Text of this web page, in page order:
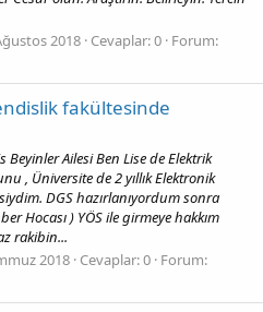
2018 Cevaplar: 0 Forum:
fakültesinde
Ailesi Ben Lise de Elektrik
, Üniversite de 2 yıllık Elektronik
DGS hazırlanıyordum sonra
Hocası ) YÖS ile girmeye hakkım
rakibin...
2018 Cevaplar: 0 Forum: